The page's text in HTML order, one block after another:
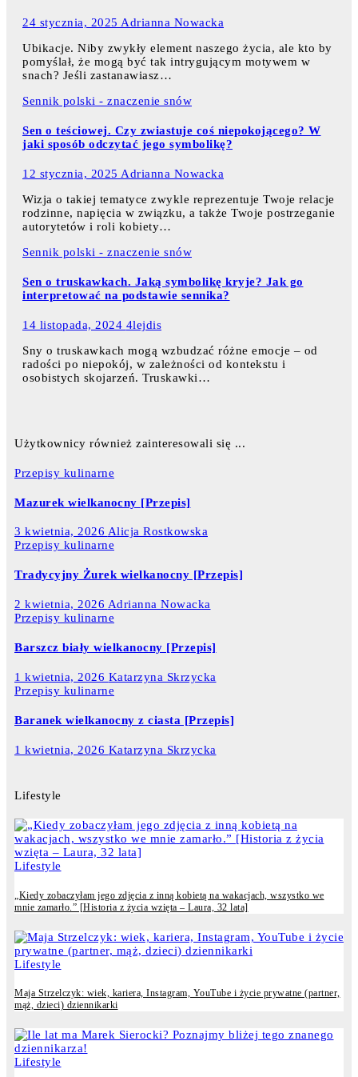
24 stycznia, 2025 Adrianna Nowacka
Ubikacje. Niby zwykły element naszego życia, ale kto by
pomyślał, że mogą być tak intrygującym motywem w
snach? Jeśli zastanawiasz…
Sennik polski - znaczenie snów
Sen o teściowej. Czy zwiastuje coś niepokojącego? W
jaki sposób odczytać jego symbolikę?
12 stycznia, 2025 Adrianna Nowacka
Wizja o takiej tematyce zwykle reprezentuje Twoje relacje
rodzinne, napięcia w związku, a także Twoje postrzeganie
autorytetów i roli kobiety…
Sennik polski - znaczenie snów
Sen o truskawkach. Jaką symbolikę kryje? Jak go
interpretować na podstawie sennika?
14 listopada, 2024 4lejdis
Sny o truskawkach mogą wzbudzać różne emocje – od
radości po niepokój, w zależności od kontekstu i
osobistych skojarzeń. Truskawki…
Użytkownicy również zainteresowali się ...
Przepisy kulinarne
Mazurek wielkanocny [Przepis]
3 kwietnia, 2026 Alicja Rostkowska
Przepisy kulinarne
Tradycyjny Żurek wielkanocny [Przepis]
2 kwietnia, 2026 Adrianna Nowacka
Przepisy kulinarne
Barszcz biały wielkanocny [Przepis]
1 kwietnia, 2026 Katarzyna Skrzycka
Przepisy kulinarne
Baranek wielkanocny z ciasta [Przepis]
1 kwietnia, 2026 Katarzyna Skrzycka
Lifestyle
Lifestyle
„Kiedy zobaczyłam jego zdjęcia z inną kobietą na wakacjach, wszystko we
mnie zamarło.” [Historia z życia wzięta – Laura, 32 lata]
Lifestyle
Maja Strzelczyk: wiek, kariera, Instagram, YouTube i życie prywatne (partner,
mąż, dzieci) dziennikarki
Lifestyle